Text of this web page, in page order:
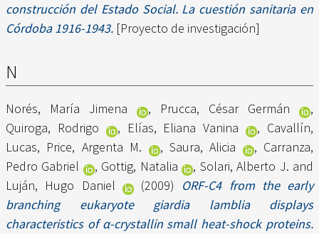
construcción del Estado Social. La cuestión sanitaria en
Córdoba 1916-1943. [Proyecto de investigación]
N
Norés, María Jimena , Prucca, César Germán
,
Quiroga, Rodrigo
, Elías, Eliana Vanina , Cavallín,
Lucas, Price, Argenta M. , Saura, Alicia , Carranza,
Pedro Gabriel
, Gottig, Natalia , Solari, Alberto J. and
Luján, Hugo Daniel
(2009) ORF-C4 from the early
branching eukaryote giardia lamblia displays
characteristics of α-crystallin small heat-shock proteins.